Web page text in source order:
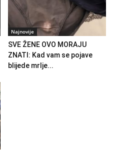
Najnovije
SVE ŽENE OVO MORAJU
ZNATI: Kad vam se pojave
blijede mrlje...